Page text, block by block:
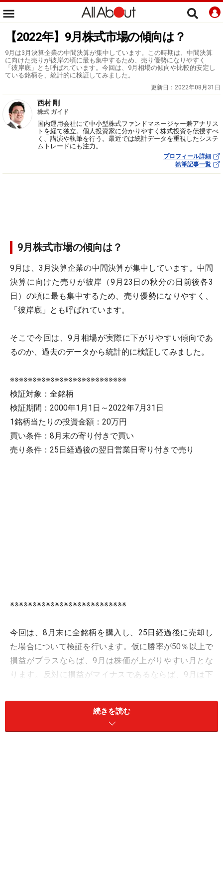
【2022年】9月株式市場の傾向は？
9月は3月決算企業の中間決算が集中しています。この時期は、中間決算
に向けた売りが彼岸の頃に最も集中するため、売り優勢になりやすく
「彼岸底」とも呼ばれています。今回は、9月相場の傾向や比較的安定し
ている銘柄を、統計的に検証してみました。
更新日： 2022年08月31日
西村 剛
株式 ガイド
国内運用会社にて中小型株式ファンドマネージャー兼アナリス
トを経て独立。個人投資家に分かりやすく株式投資を伝授すべ
く、講演や執筆を行う。最近では統計データを重視したシステ
ムトレードにも注力。
プロフィール詳細
執筆記事一覧
9月株式市場の傾向は？
9月は、3月決算企業の中間決算が集中しています。中間
決算に向けた売りが彼岸（9月23日の秋分の日前後各3
日）の頃に最も集中するため、売り優勢になりやすく、
「彼岸底」とも呼ばれています。
そこで今回は、9月相場が実際に下がりやすい傾向であ
るのか、過去のデータから統計的に検証してみました。
※※※※※※※※※※※※※※※※※※※※※※※※※※
検証対象：全銘柄
検証期間：2000年1月1日～2022年7月31日
1銘柄当たりの投資金額：20万円
買い条件：8月末の寄り付きで買い
売り条件：25日経過後の翌日営業日寄り付きで売り
※※※※※※※※※※※※※※※※※※※※※※※※※※
今回は、8月末に全銘柄を購入し、25日経過後に売却し
た場合について検証を行います。仮に勝率が50％以上で
損益がプラスならば、9月は株価が上がりやすい月とな
ります。反対に損益がマイナスであるならば、9月は下
以上のルールで過去のデータを用いて検証した結果は、
以下の通りです。
続きを読む